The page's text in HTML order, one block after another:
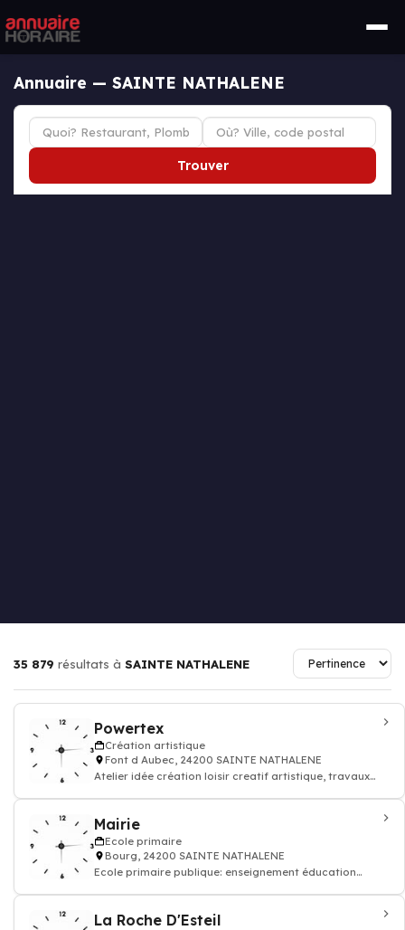
Annuaire — SAINTE NATHALENE
Trouver
35 879 résultats à SAINTE NATHALENE
Powertex
Création artistique
Font d Aubec, 24200 SAINTE NATHALENE
Atelier idée création loisir creatif artistique, travaux
Mairie
Ecole primaire
Bourg, 24200 SAINTE NATHALENE
Ecole primaire publique: enseignement éducation
La Roche D'Esteil